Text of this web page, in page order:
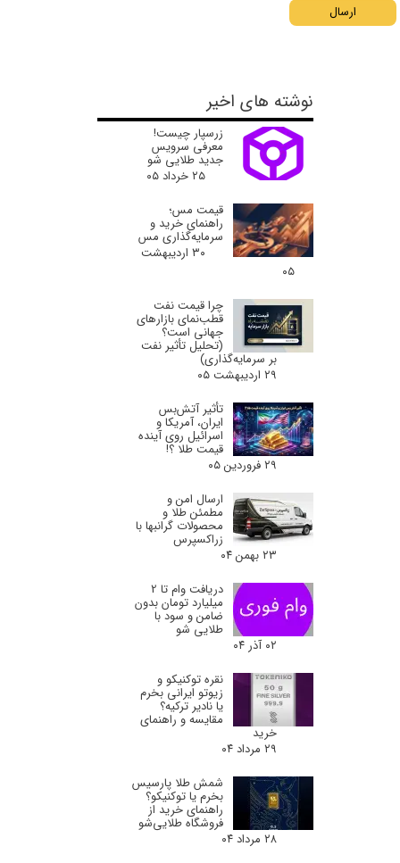
ارسال
نوشته های اخیر
زرسپار چیست!
معرفی سرویس
جدید طلایی شو
۲۵ خرداد ۰۵
قیمت مس؛
راهنمای خرید و
سرمایه‌گذاری مس
۳۰ اردیبهشت
۰۵
چرا قیمت نفت
قطب‌نمای بازارهای
جهانی است؟
(تحلیل تأثیر نفت
بر سرمایه‌گذاری)
۲۹ اردیبهشت ۰۵
تأثیر آتش‌بس
ایران، آمریکا و
اسرائیل روی آینده
قیمت طلا ؟!
۲۹ فروردین ۰۵
ارسال امن و
مطمئن طلا و
محصولات گرانبها با
زراکسپرس
۲۳ بهمن ۰۴
دریافت وام تا 2
میلیارد تومان بدون
ضامن و سود با
طلایی شو
۰۲ آذر ۰۴
نقره توکنیکو و
زیوتو ایرانی بخرم
یا نادیر ترکیه؟
مقایسه و راهنمای
خرید
۲۹ مرداد ۰۴
شمش طلا پارسیس
بخرم یا توکنیکو؟
راهنمای خرید از
فروشگاه طلایی‌شو
۲۸ مرداد ۰۴